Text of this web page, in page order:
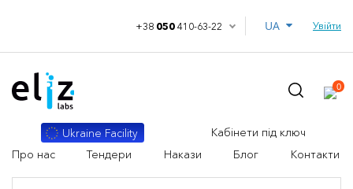
+38 050410-63-22 Увійти
Ukraine Facility
Кабінети під ключ
Про нас
Тендери Накази Блог Контакти
0